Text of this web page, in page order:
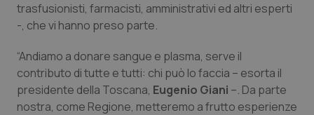
Sicilia
Toscana
Umbria
Neuroscienze & patologie neurodegenerative
Obesità
Oftalmologia
trasfusionisti, farmacisti, amministrativi ed altri esperti
-, che vi hanno preso parte.
“Andiamo a donare sangue e plasma, serve il
contributo di tutte e tutti: chi può lo faccia – esorta il
presidente della Toscana, Eugenio Giani –. Da parte
nostra, come Regione, metteremo a frutto esperienze